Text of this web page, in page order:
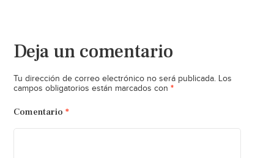
Deja un comentario
Tu dirección de correo electrónico no será publicada. Los
campos obligatorios están marcados con *
Comentario *